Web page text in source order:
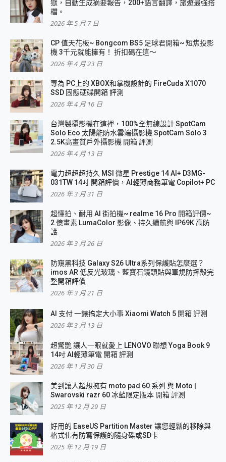
獄，自動生成摘要報告，200+語言翻譯，旅遊最強搭
檔。
2026 年 5 月 7 日
CP 值天花板~ Bongcom BS5 足球君開箱~ 短焦投影
機 3千元就能擁有！ 折扣碼在這～
2026 年 4 月 23 日
專為 PC上的 XBOX和掌機設計的 FireCuda X1070
SSD 固態硬碟開箱 評測
2026 年 4 月 16 日
台灣製攝影機在這裡，100%全無線設計 SpotCam
Solo Eco 太陽能防水雲端攝影機 SpotCam Solo 3
2.5K高畫質戶外攝影機 開箱 評測
2026 年 4 月 13 日
電力超超超持久 MSI 微星 Prestige 14 AI+ D3MG-
031TW 14吋 開箱評價，AI輕薄商務筆電 Copilot+ PC
2026 年 3 月 31 日
超懂拍、耐用 AI 街拍機~ realme 16 Pro 開箱評價~
2 億畫素 LumaColor 影像、持久續航與 IP69K 高防
護
2026 年 3 月 26 日
防窺黑科技 Galaxy S26 Ultra系列保護貼怎麼選？
imos AR 低反光玻璃、藍寶石鏡頭貼與軍規防摔殼完
整開箱評價
2026 年 3 月 21 日
AI 支付 一錶搞定大小事 Xiaomi Watch 5 開箱 評測
2026 年 3 月 13 日
超驚艷 讓人一眼就愛上 LENOVO 聯想 Yoga Book 9
14吋 AI輕薄筆電 開箱 評測
2026 年 1 月 30 日
美到讓人超想擁有 moto pad 60 系列 與 Moto |
Swarovski razr 60 冰藍限定版本 開箱 評測
2025 年 12 月 29 日
好用的 EaseUS Partition Master 讓您輕鬆的移除與
格式化有防寫保護的隨身碟或SD卡
2025 年 12 月 19 日